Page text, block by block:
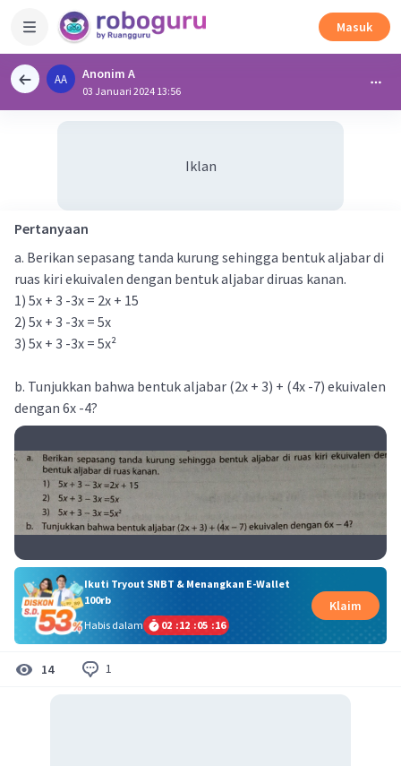
Masuk
AA Anonim A
03 Januari 2024 13:56
Iklan
Pertanyaan
a. Berikan sepasang tanda kurung sehingga bentuk aljabar di
ruas kiri ekuivalen dengan bentuk aljabar diruas kanan.
1) 5x + 3 -3x = 2x + 15
2) 5x + 3 -3x = 5x
3) 5x + 3 -3x = 5x²
b. Tunjukkan bahwa bentuk aljabar (2x + 3) + (4x -7) ekuivalen
dengan 6x -4?
Ikuti Tryout SNBT & Menangkan E-Wallet
100rb
Habis dalam
02 :12 :05 :15
Klaim
14 1